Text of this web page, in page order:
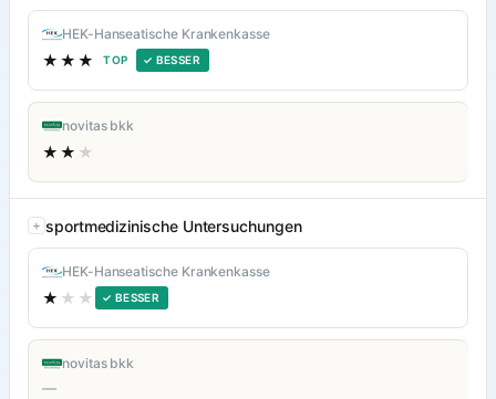
HEK-Hanseatische Krankenkasse
★★★ TOP ✓ BESSER
novitas bkk
★★ ★
sportmedizinische Untersuchungen
HEK-Hanseatische Krankenkasse
★ ★★ ✓ BESSER
novitas bkk
—